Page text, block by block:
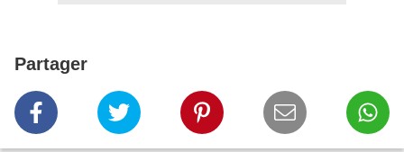
Partager